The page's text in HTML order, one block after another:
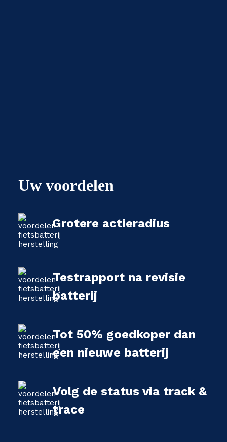
Uw voordelen
Grotere actieradius
Testrapport na revisie
batterij
Tot 50% goedkoper dan
een nieuwe batterij
Volg de status via track &
trace